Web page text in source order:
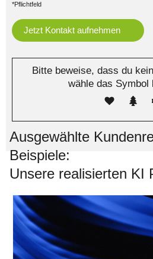
*Pflichtfeld
Bitte beweise, dass du
wähle das Symbol
Ausgewählte
Beispiele:
Unsere realisierten KI